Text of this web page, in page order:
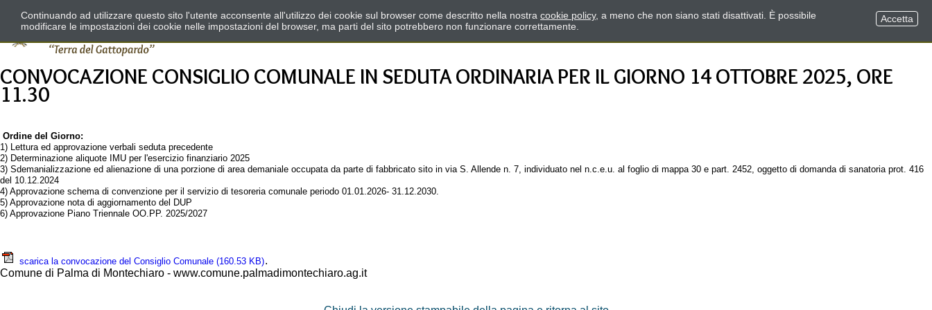
CONVOCAZIONE CONSIGLIO COMUNALE IN SEDUTA ORDINARIA PER IL GIORNO 14 OTTOBRE 2025, ORE
11.30
Ordine del Giorno:
1) Lettura ed approvazione verbali seduta precedente
2) Determinazione aliquote IMU per l'esercizio finanziario 2025
3) Sdemanializzazione ed alienazione di una porzione di area demaniale occupata da parte di fabbricato sito in via S. Allende n. 7, individuato nel n.c.e.u. al foglio di mappa 30 e part. 2452, oggetto di domanda di sanatoria prot. 416
del 10.12.2024
4) Approvazione schema di convenzione per il servizio di tesoreria comunale periodo 01.01.2026- 31.12.2030.
5) Approvazione nota di aggiornamento del DUP
6) Approvazione Piano Triennale OO.PP. 2025/2027
scarica la convocazione del Consiglio Comunale (160.53 KB).
Comune di Palma di Montechiaro - www.comune.palmadimontechiaro.ag.it
Continuando ad utilizzare questo sito l'utente acconsente all'utilizzo dei cookie sul browser come descritto nella nostra cookie policy, a meno che non siano stati disattivati. È possibile
modificare le impostazioni dei cookie nelle impostazioni del browser, ma parti del sito potrebbero non funzionare correttamente.
Accetta